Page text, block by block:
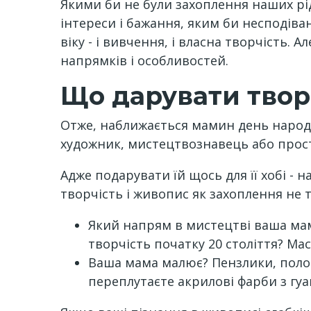
Якими би не були захоплення наших
інтереси і бажання, яким би
віку - і вивчення, і власна творчість.
напрямків і особливостей.
Що дарувати
Отже, наближається мамин день
художник, мистецтвознавець або
Адже подарувати їй щось для її хобі -
творчість і живопис як захоплення
Який напрям в мистецтві ваша
творчість початку 20 століття?
Ваша мама малює? Пензлики,
переплутаєте акрилові фарби з